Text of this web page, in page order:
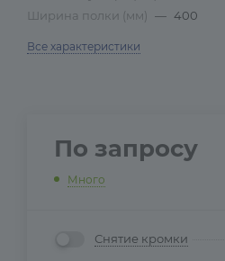
Ширина полки (мм) — 400
Все характеристики
По запросу
Много
Снятие кромки